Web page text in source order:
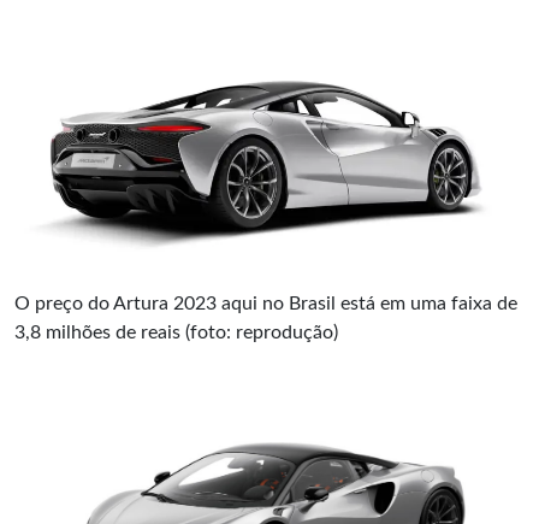
O preço do Artura 2023 aqui no Brasil está em uma faixa de
3,8 milhões de reais (foto: reprodução)